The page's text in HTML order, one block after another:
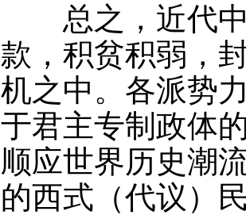
总之，近代中
款，积贫积弱，
机之中。各派势
于君主专制政体
顺应世界历史潮
的西式（代议）